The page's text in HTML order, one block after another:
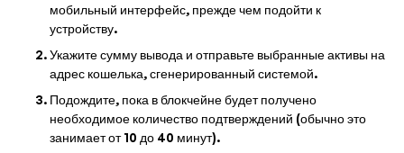
мобильный интерфейс, прежде чем подойти к
устройству.
Укажите сумму вывода и отправьте выбранные активы на
адрес кошелька, сгенерированный системой.
Подождите, пока в блокчейне будет получено
необходимое количество подтверждений (обычно это
занимает от 10 до 40 минут).